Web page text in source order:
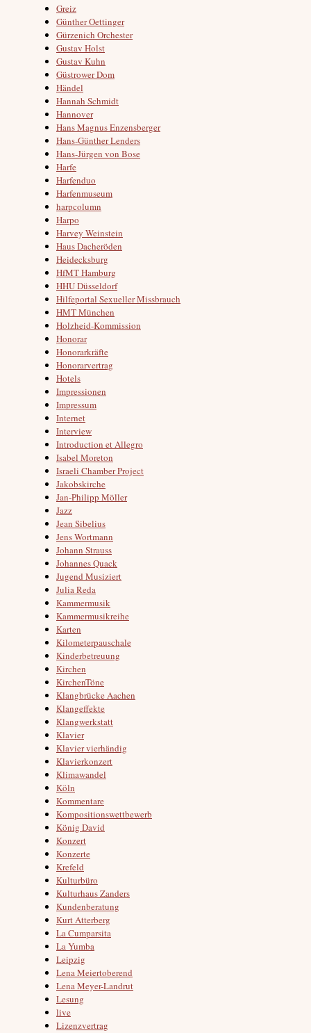
Greiz
Günther Oettinger
Gürzenich Orchester
Gustav Holst
Gustav Kuhn
Güstrower Dom
Händel
Hannah Schmidt
Hannover
Hans Magnus Enzensberger
Hans-Günther Lenders
Hans-Jürgen von Bose
Harfe
Harfenduo
Harfenmuseum
harpcolumn
Harpo
Harvey Weinstein
Haus Dacheröden
Heidecksburg
HfMT Hamburg
HHU Düsseldorf
Hilfeportal Sexueller Missbrauch
HMT München
Holzheid-Kommission
Honorar
Honorarkräfte
Honorarvertrag
Hotels
Impressionen
Impressum
Internet
Interview
Introduction et Allegro
Isabel Moreton
Israeli Chamber Project
Jakobskirche
Jan-Philipp Möller
Jazz
Jean Sibelius
Jens Wortmann
Johann Strauss
Johannes Quack
Jugend Musiziert
Julia Reda
Kammermusik
Kammermusikreihe
Karten
Kilometerpauschale
Kinderbetreuung
Kirchen
KirchenTöne
Klangbrücke Aachen
Klangeffekte
Klangwerkstatt
Klavier
Klavier vierhändig
Klavierkonzert
Klimawandel
Köln
Kommentare
Kompositionswettbewerb
König David
Konzert
Konzerte
Krefeld
Kulturbüro
Kulturhaus Zanders
Kundenberatung
Kurt Atterberg
La Cumparsita
La Yumba
Leipzig
Lena Meiertoberend
Lena Meyer-Landrut
Lesung
live
Lizenzvertrag